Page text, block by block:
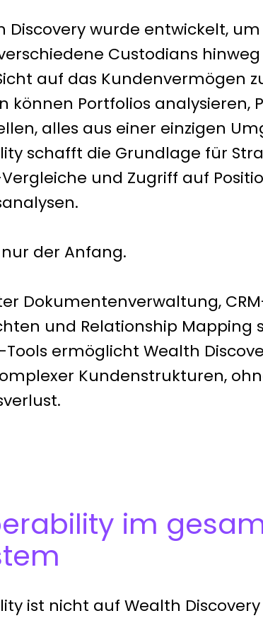
Discoverywurde entwickelt,
Custodians
auf das Kundenvermögen
können Portfolios analysieren,
alles aus einer einzigen
schafft die Grundlage für
und Zugriff auf
der Anfang.
Dokumentenverwaltung,
und Relationship Mapping
ermöglicht Wealth
Kundenstrukturen,
im
ist nicht auf Wealth